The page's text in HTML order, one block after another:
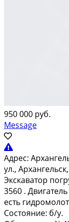
950 000 руб.
Message
Адрес:
ул., Архангельск,
Экскаватор
3560 .
есть
Состояние: б/у.